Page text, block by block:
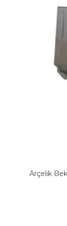
Arçelik